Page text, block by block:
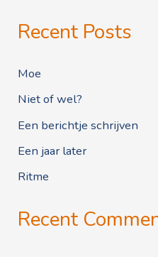
Recent Posts
Moe
Niet of wel?
Een berichtje schrijven
Een jaar later
Ritme
Recent